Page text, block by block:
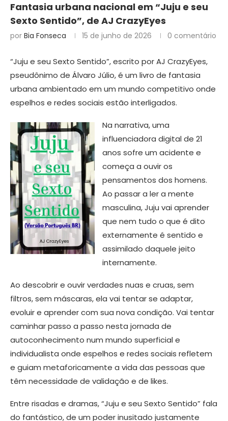
Fantasia urbana nacional em “Juju e seu
Sexto Sentido”, de AJ CrazyEyes
por Bia Fonseca 15 de junho de 2026 0 comentário
“Juju e seu Sexto Sentido”, escrito por AJ CrazyEyes,
pseudônimo de Álvaro Júlio, é um livro de fantasia
urbana ambientado em um mundo competitivo onde
espelhos e redes sociais estão interligados.
Na narrativa, uma
influenciadora digital de 21
anos sofre um acidente e
começa a ouvir os
pensamentos dos homens.
Ao passar a ler a mente
masculina, Juju vai aprender
que nem tudo o que é dito
externamente é sentido e
assimilado daquele jeito
internamente.
Ao descobrir e ouvir verdades nuas e cruas, sem
filtros, sem máscaras, ela vai tentar se adaptar,
evoluir e aprender com sua nova condição. Vai tentar
caminhar passo a passo nesta jornada de
autoconhecimento num mundo superficial e
individualista onde espelhos e redes sociais refletem
e guiam metaforicamente a vida das pessoas que
têm necessidade de validação e de likes.
Entre risadas e dramas, “Juju e seu Sexto Sentido” fala
do fantástico, de um poder inusitado justamente